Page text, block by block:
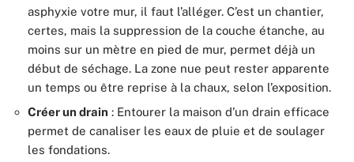
asphyxie votre mur, il faut l’alléger. C’est un chantier,
certes, mais la suppression de la couche étanche, au
moins sur un mètre en pied de mur, permet déjà un
début de séchage. La zone nue peut rester apparente
un temps ou être reprise à la chaux, selon l’exposition.
Créer un drain : Entourer la maison d’un drain efficace
permet de canaliser les eaux de pluie et de soulager
les fondations.